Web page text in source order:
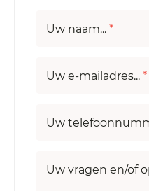
Uw naam... *
Uw e-mailadres... *
Uw
Uw vragen en/of